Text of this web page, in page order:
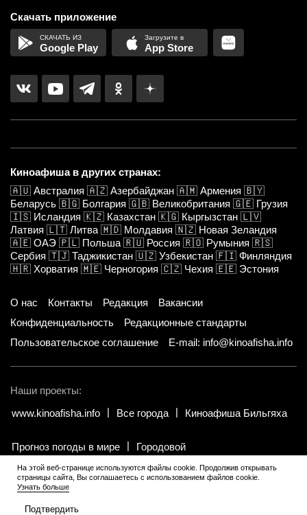
Скачать приложение
Google Play App Store
Киноафиша в других странах:
🇦🇺 Австралия 🇦🇿 Азербайджан 🇦🇲 Армения 🇧🇾
Беларусь 🇧🇬 Болгария 🇬🇧 Великобритания 🇬🇪 Грузия
🇮🇸 Исландия 🇰🇿 Казахстан 🇰🇬 Кыргызстан 🇱🇻
Латвия 🇱🇹 Литва 🇲🇩 Молдавия 🇳🇿 Новая Зеландия
🇦🇪 ОАЭ 🇵🇱 Польша 🇷🇺 Россия 🇷🇴 Румыния 🇷🇸
Сербия 🇹🇯 Таджикистан 🇺🇿 Узбекистан 🇫🇮 Финляндия
🇭🇷 Хорватия 🇲🇪 Черногория 🇨🇿 Чехия 🇪🇪 Эстония
О нас Контакты Редакция
Вакансии
Конфиденциальность
Редакционные стандарты
Пользовательское соглашение
E-mail: info@kinoafisha.info
Наши проекты:
www.kinoafisha.info
Все города Киноафиша Бильгяха
Прогноз погоды в мире Городовой
© 2002-2026 Все права и материалы принадлежат «Киноафиша».
Копирование информации только с письменного разрешения
редакции.
На этой веб-странице используются файлы cookie. Продолжив открывать
страницы сайта, Вы соглашаетесь с использованием файлов cookie.
Узнать больше
Подтвердить